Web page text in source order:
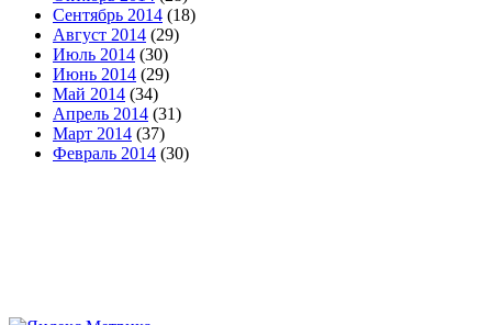
Сентябрь 2014 (18)
Август 2014 (29)
Июль 2014 (30)
Июнь 2014 (29)
Май 2014 (34)
Апрель 2014 (31)
Март 2014 (37)
Февраль 2014 (30)